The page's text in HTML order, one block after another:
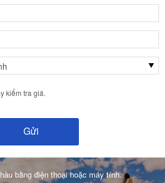
kiểm tra giá.
bằng điện thoại hoặc máy tính.